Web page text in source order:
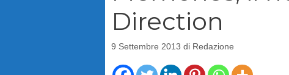
Direction
9 Settembre 2013 di Redazione